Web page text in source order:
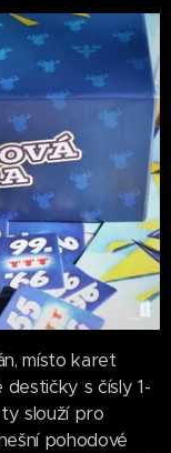
místo karet
s čísly 1-
slouží pro
pohodové